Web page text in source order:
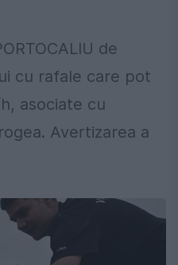
de
cu rafale care pot
asociate cu
Avertizarea a